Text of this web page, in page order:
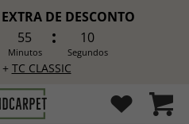
DE DESCONTO
55
Minutos
8
Segundos
+ TC CLASSIC